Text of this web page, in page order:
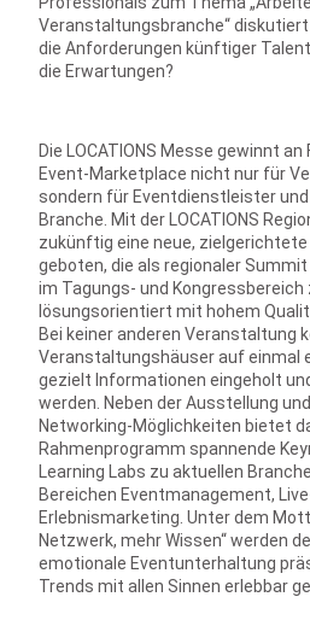
Veranstaltungsbranche“ diskutiert
die Anforderungen künftiger
die Erwartungen?
Die LOCATIONS Messe gewinnt
Event-Marketplace nicht nur für
sondern für Eventdienstleister und
Branche. Mit der LOCATIONS
zukünftig eine neue,
geboten, die als regionaler
im Tagungs- und Kongressbereich
lösungsorientiert mit hohem
Bei keiner anderen Veranstaltung
Veranstaltungshäuser auf einmal
gezielt Informationen eingeholt
werden. Neben der Ausstellung
Networking-Möglichkeiten bietet
Rahmenprogramm spannende
Learning Labs zu aktuellen
Bereichen Eventmanagement,
Erlebnismarketing. Unter dem
Netzwerk, mehr Wissen“ werden
emotionale Eventunterhaltung
Trends mit allen Sinnen erlebbar